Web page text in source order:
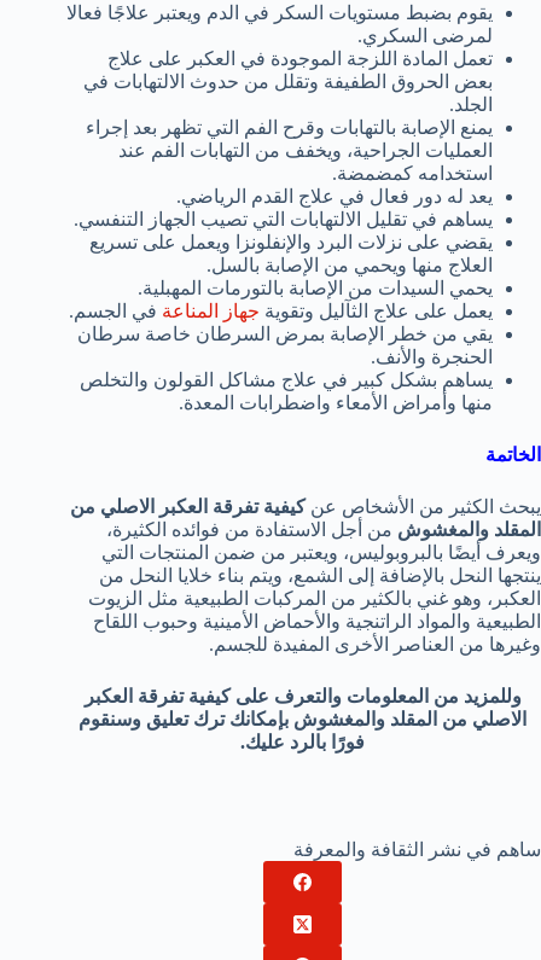
يقوم بضبط مستويات السكر في الدم ويعتبر علاجًا فعالا
لمرضى السكري.
تعمل المادة اللزجة الموجودة في العكبر على علاج
بعض الحروق الطفيفة وتقلل من حدوث الالتهابات في
الجلد.
يمنع الإصابة بالتهابات وقرح الفم التي تظهر بعد إجراء
العمليات الجراحية، ويخفف من التهابات الفم عند
استخدامه كمضمضة.
يعد له دور فعال في علاج القدم الرياضي.
يساهم في تقليل الالتهابات التي تصيب الجهاز التنفسي.
يقضي على نزلات البرد والإنفلونزا ويعمل على تسريع
العلاج منها ويحمي من الإصابة بالسل.
يحمي السيدات من الإصابة بالتورمات المهبلية.
يعمل على علاج الثآليل وتقوية جهاز المناعة في الجسم.
يقي من خطر الإصابة بمرض السرطان خاصة سرطان
الحنجرة والأنف.
يساهم بشكل كبير في علاج مشاكل القولون والتخلص
منها وأمراض الأمعاء واضطرابات المعدة.
الخاتمة
يبحث الكثير من الأشخاص عن كيفية تفرقة العكبر الاصلي من
المقلد والمغشوش من أجل الاستفادة من فوائده الكثيرة،
ويعرف أيضًا بالبروبوليس، ويعتبر من ضمن المنتجات التي
ينتجها النحل بالإضافة إلى الشمع، ويتم بناء خلايا النحل من
العكبر، وهو غني بالكثير من المركبات الطبيعية مثل الزيوت
الطبيعية والمواد الراتنجية والأحماض الأمينية وحبوب اللقاح
وغيرها من العناصر الأخرى المفيدة للجسم.
وللمزيد من المعلومات والتعرف على كيفية تفرقة العكبر
الاصلي من المقلد والمغشوش بإمكانك ترك تعليق وسنقوم
فورًا بالرد عليك.
ساهم في نشر الثقافة والمعرفة